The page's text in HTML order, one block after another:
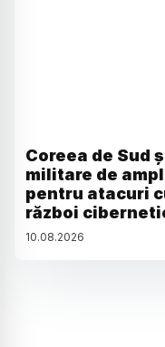
Coreea de Sud
militare de
pentru atacuri
război
10.08.2026